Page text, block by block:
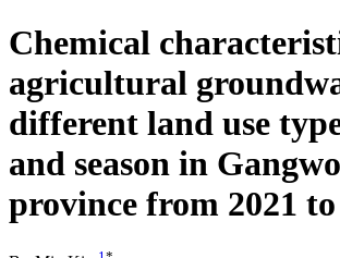
Chemical
agricultural
different land use
and season in
province from 2021 to